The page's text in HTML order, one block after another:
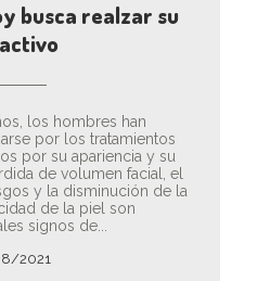
busca realzar su
los hombres han
por los tratamientos
por su apariencia y su
de volumen facial, el
y la disminución de la
de la piel son
signos de...
2021